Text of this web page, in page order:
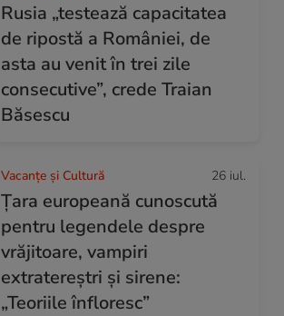
Rusia „testează capacitatea
de ripostă a României, de
asta au venit în trei zile
consecutive”, crede Traian
Băsescu
Vacanțe și Cultură 26 iul.
Țara europeană cunoscută
pentru legendele despre
vrăjitoare, vampiri
extratereștri și sirene:
„Teoriile înfloresc”